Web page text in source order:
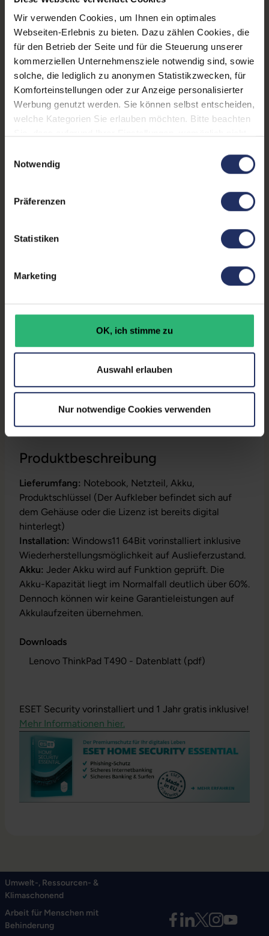
Wir verwenden Cookies, um Ihnen ein optimales
Webseiten-Erlebnis zu bieten. Dazu zählen Cookies, die
für den Betrieb der Seite und für die Steuerung unserer
kommerziellen Unternehmensziele notwendig sind, sowie
solche, die lediglich zu anonymen Statistikzwecken, für
Komforteinstellungen oder zur Anzeige personalisierter
Werbung genutzt werden. Sie können selbst entscheiden,
welche Kategorien Sie erlauben möchten. Bitte beachten
Weitere Informationen finden Sie in
Notwendig
Präferenzen
Statistiken
Marketing
OK, ich stimme zu
Auswahl erlauben
Nur notwendige Cookies verwenden
Produktbeschreibung
Lieferumfang: Notebook, Netzteil, Akku,
Produktschlüssel (Der Aufkleber befindet sich auf
dem Gehäuse oder die Lizenz ist bereits digital
hinterlegt)
Installation: Windows11 64Bit vorinstalliert inklusive
Wiederherstellungsmöglichkeit auf Auslieferzustand.
Akku: Jeder Akku wird auf Funktion geprüft. Die
Akku-Kapazität liegt im Normalfall deutlich über 60%.
Dennoch können wir keine Garantieleistungen auf
Akkulaufzeiten übernehmen.
Downloads
Lenovo ThinkPad T490 - Datenblatt (pdf)
ESET Security vorinstalliert und 1 Jahr gratis inklusive!
Mehr Informationen hier.
Prozessorkerne: 4
Datenspeicher: 250 GB SSD
Arbeitsspeicher: 8 GB DDR4
Webcam: Ja
LTE: Nein
Tastaturbeleuchtung:
Windows 11 Professional
, 1x
, 1x USB 3 Typ
, 2x USB 3
Typ A
Tastaturlayout:
Deutsch (QWERTZ) ohne
Partnerprogramm: Ja
GTIN/EAN: 4255665739895
Gewicht: 1,67 kg
Umwelt-, Ressourcen- &
Klimaschonend
Arbeit für Menschen mit
Behinderung